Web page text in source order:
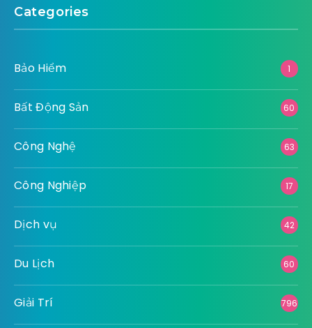
Categories
Bảo Hiểm 1
Bất Động Sản 60
Công Nghệ 63
Công Nghiệp 17
Dịch vụ 42
Du Lịch 60
Giải Trí 796